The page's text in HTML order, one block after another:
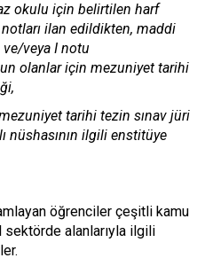
okulu için belirtilen harf
ilan edildikten, maddi
ve/veya I notu
olanlar için mezuniyet tarihi
tarihi tezin sınav jüri
nüshasının ilgili enstitüye
öğrenciler çeşitli kamu
sektörde alanlarıyla ilgili